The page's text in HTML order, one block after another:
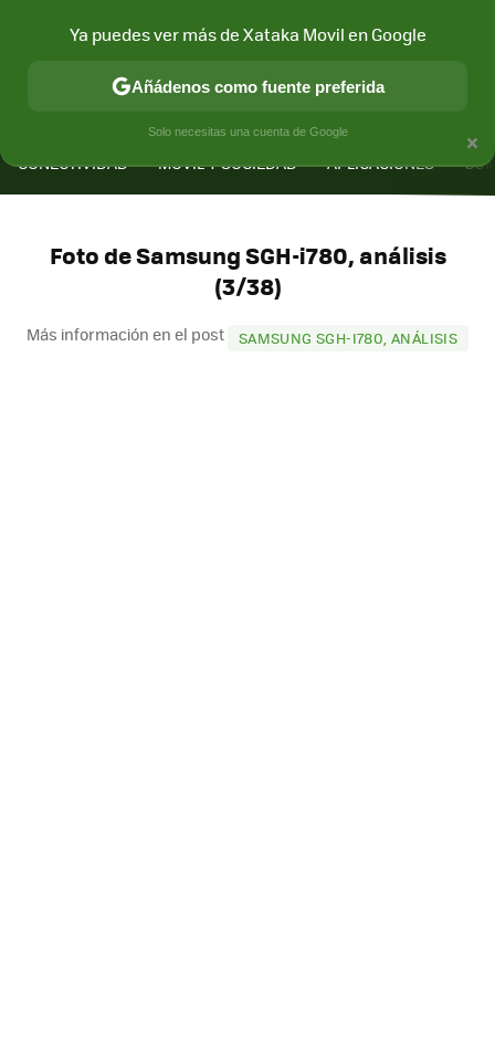
CONECTIVIDAD MÓVIL Y SOCIEDAD APLICACIONES
Foto de Samsung SGH-i780, análisis
(3/38)
Más información en el post SAMSUNG SGH-I780, ANÁLISIS
×
Ya puedes ver más de Xataka Movil en Google
Añádenos como fuente preferida
Solo necesitas una cuenta de Google